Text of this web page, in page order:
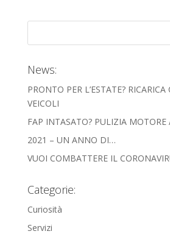
News:
PRONTO PER L’ESTATE?
VEICOLI
FAP INTASATO? PULIZIA MOTORE
2021 – UN ANNO DI…
VUOI COMBATTERE IL
Categorie:
Curiosità
Servizi